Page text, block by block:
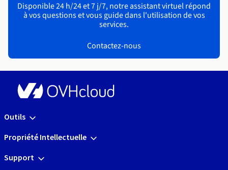
Disponible 24 h/24 et 7 j/7, notre assistant virtuel répond
à vos questions et vous guide dans l'utilisation de vos
services.
Contactez-nous
Outils
Propriété Intellectuelle
Support